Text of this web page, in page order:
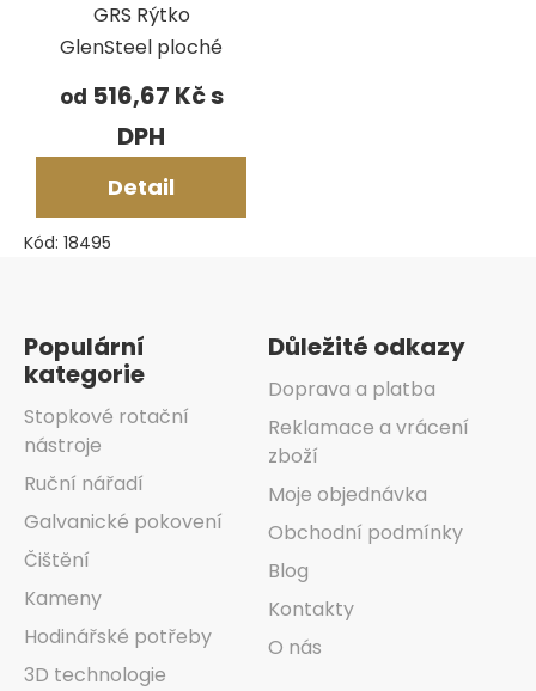
GRS Rýtko
GlenSteel ploché
od 516,67 Kč
Detail
Kód: 18495
Populární
kategorie
Stopkové rotační
nástroje
Ruční nářadí
Galvanické pokovení
Čištění
Kameny
Hodinářské potřeby
3D technologie
Důležité odkazy
Doprava a platba
Reklamace a vrácení
zboží
Moje objednávka
Obchodní podmínky
Blog
Kontakty
O nás